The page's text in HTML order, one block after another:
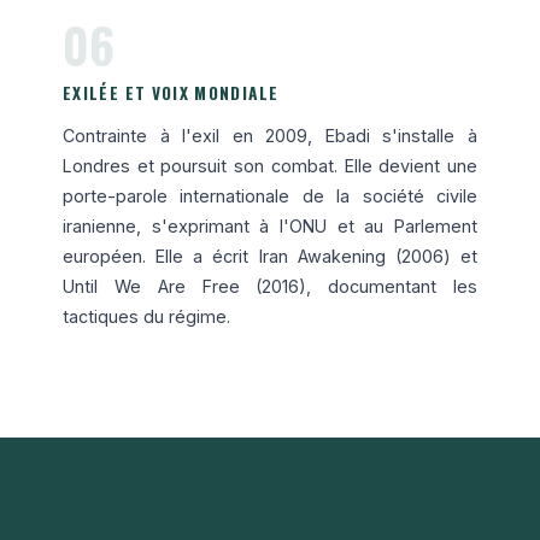
06
EXILÉE ET VOIX MONDIALE
Contrainte à l'exil en 2009, Ebadi s'installe à
Londres et poursuit son combat. Elle devient une
porte-parole internationale de la société civile
iranienne, s'exprimant à l'ONU et au Parlement
européen. Elle a écrit Iran Awakening (2006) et
Until We Are Free (2016), documentant les
tactiques du régime.